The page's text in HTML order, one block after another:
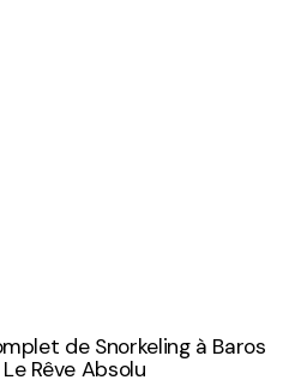
de Snorkeling à Baros
Rêve Absolu